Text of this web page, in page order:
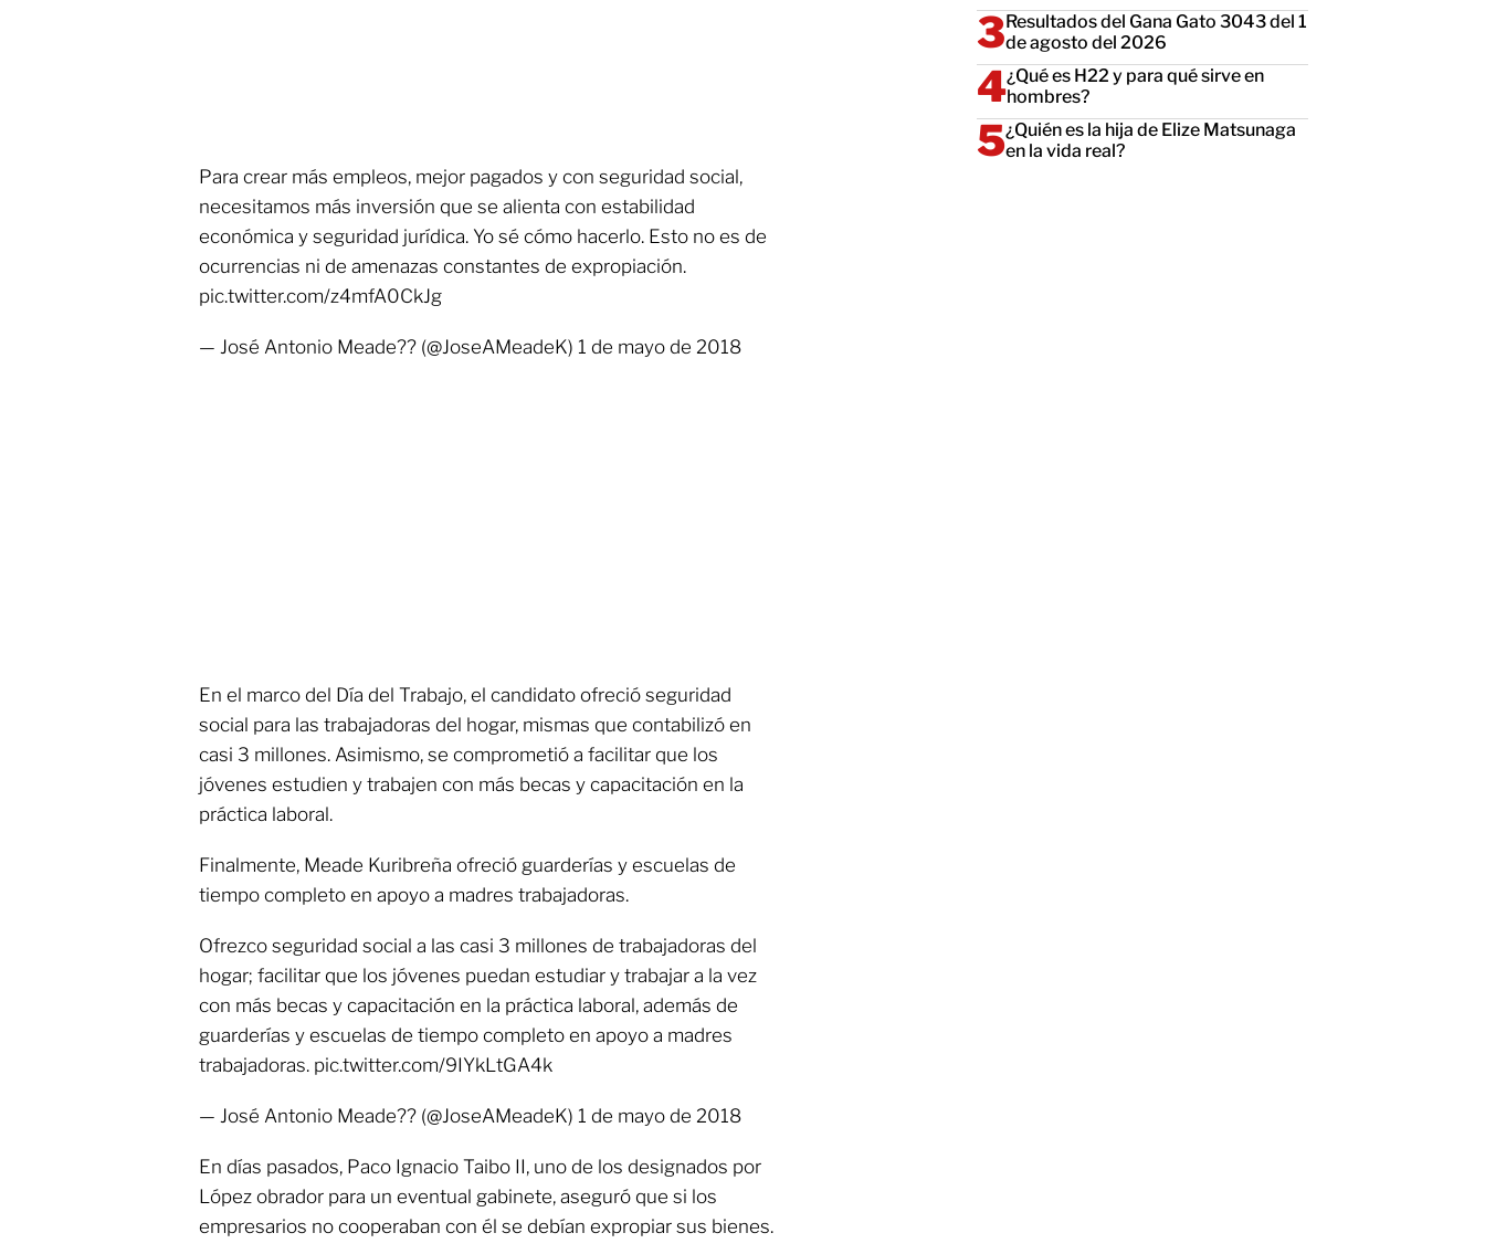
Para crear más empleos, mejor pagados y con seguridad social,
necesitamos más inversión que se alienta con estabilidad
económica y seguridad jurídica. Yo sé cómo hacerlo. Esto no es de
ocurrencias ni de amenazas constantes de expropiación.
pic.twitter.com/z4mfA0CkJg
— José Antonio Meade?? (@JoseAMeadeK) 1 de mayo de 2018
En el marco del Día del Trabajo, el candidato ofreció seguridad
social para las trabajadoras del hogar, mismas que contabilizó en
casi 3 millones. Asimismo, se comprometió a facilitar que los
jóvenes estudien y trabajen con más becas y capacitación en la
práctica laboral.
Finalmente, Meade Kuribreña ofreció guarderías y escuelas de
tiempo completo en apoyo a madres trabajadoras.
Ofrezco seguridad social a las casi 3 millones de trabajadoras del
hogar; facilitar que los jóvenes puedan estudiar y trabajar a la vez
con más becas y capacitación en la práctica laboral, además de
guarderías y escuelas de tiempo completo en apoyo a madres
trabajadoras. pic.twitter.com/9IYkLtGA4k
— José Antonio Meade?? (@JoseAMeadeK) 1 de mayo de 2018
En días pasados, Paco Ignacio Taibo II, uno de los designados por
López obrador para un eventual gabinete, aseguró que si los
empresarios no cooperaban con él se debían expropiar sus bienes.
Resultados del Gana Gato 3043 del 1
de agosto del 2026
¿Qué es H22 y para qué sirve en
hombres?
¿Quién es la hija de Elize Matsunaga
en la vida real?